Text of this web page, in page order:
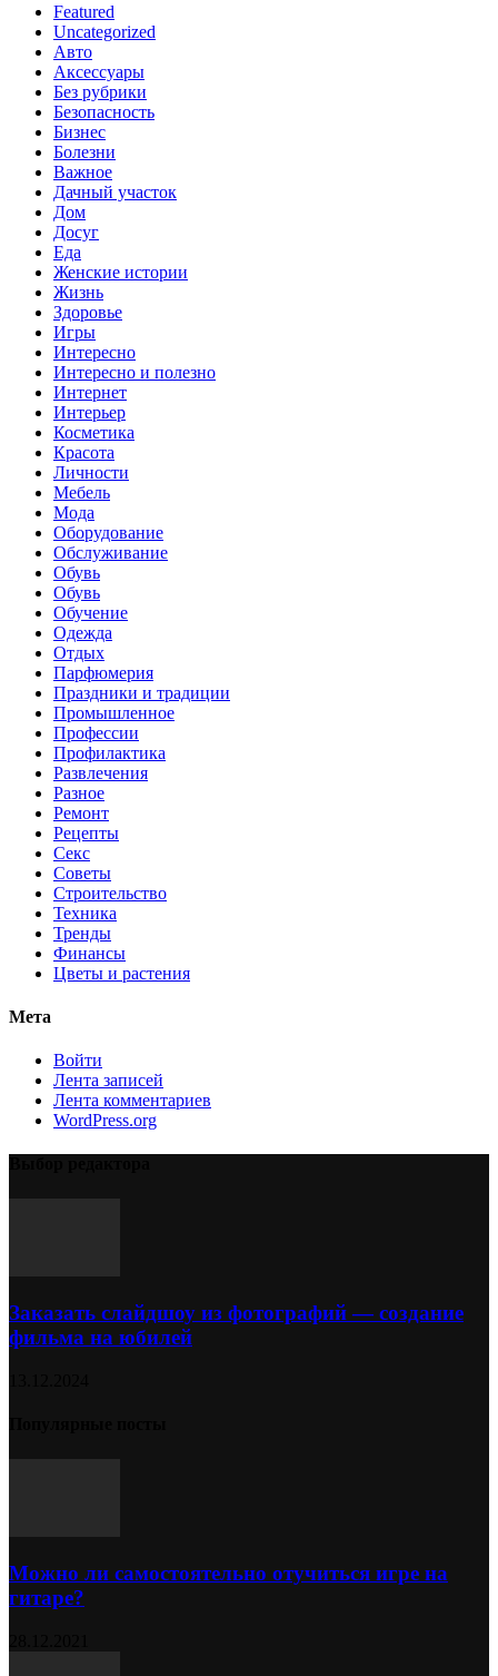
Featured
Uncategorized
Авто
Аксессуары
Без рубрики
Безопасность
Бизнес
Болезни
Важное
Дачный участок
Дом
Досуг
Еда
Женские истории
Жизнь
Здоровье
Игры
Интересно
Интересно и полезно
Интернет
Интерьер
Косметика
Красота
Личности
Мебель
Мода
Оборудование
Обслуживание
Обувь
Обувь
Обучение
Одежда
Отдых
Парфюмерия
Праздники и традиции
Промышленное
Профессии
Профилактика
Развлечения
Разное
Ремонт
Рецепты
Секс
Советы
Строительство
Техника
Тренды
Финансы
Цветы и растения
Мета
Войти
Лента записей
Лента комментариев
WordPress.org
Заказать слайдшоу из фотографий — создание
фильма на юбилей
Можно ли самостоятельно отучиться игре на
гитаре?